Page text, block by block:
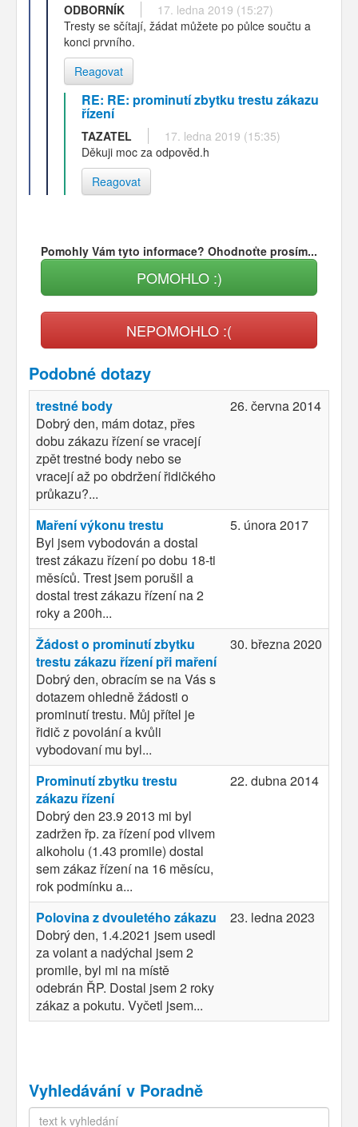
ODBORNÍK
17. ledna 2019 (15:27)
Tresty se sčítají, žádat můžete po půlce součtu a
konci prvního.
Reagovat
RE: RE: prominutí zbytku trestu zákazu
řízení
TAZATEL
17. ledna 2019 (15:35)
Děkuji moc za odpověd.h
Reagovat
Pomohly Vám tyto informace? Ohodnoťte prosím...
POMOHLO :)
NEPOMOHLO :(
Podobné dotazy
trestné body
Dobrý den, mám dotaz, přes
dobu zákazu řízení se vracejí
zpět trestné body nebo se
vracejí až po obdržení řidičkého
průkazu?...
26. června 2014
Maření výkonu trestu
Byl jsem vybodován a dostal
trest zákazu řízení po dobu 18-ti
měsíců. Trest jsem porušil a
dostal trest zákazu řízení na 2
roky a 200h...
5. února 2017
Žádost o prominutí zbytku
trestu zákazu řízení při maření
Dobrý den, obracím se na Vás s
dotazem ohledně žádosti o
prominutí trestu. Můj přítel je
řidič z povolání a kvůli
vybodovaní mu byl...
30. března 2020
Prominutí zbytku trestu
zákazu řízení
Dobrý den 23.9 2013 mi byl
zadržen řp. za řízení pod vlivem
alkoholu (1.43 promile) dostal
sem zákaz řízení na 16 měsícu,
rok podmínku a...
22. dubna 2014
Polovina z dvouletého zákazu
Dobrý den, 1.4.2021 jsem usedl
za volant a nadýchal jsem 2
promile, byl mi na místě
odebrán ŘP. Dostal jsem 2 roky
zákaz a pokutu. Vyčetl jsem...
23. ledna 2023
Vyhledávání v Poradně